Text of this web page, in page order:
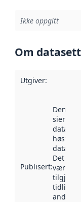
Ikke oppgitt
Om
Utgiver:
Publisert:
Denne
sier når
høstet av
Det kan
vært
tidligere
andre